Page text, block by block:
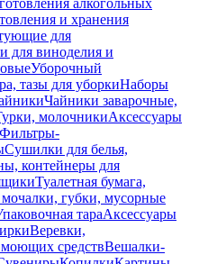
алкогольных
и хранения
для
для виноделия и
Уборочный
тазы для уборкиНаборы
Чайники заварочные,
молочникиАксессуары
Фильтры-
Сушилки для белья,
контейнеры для
Туалетная бумага,
губки, мусорные
тараАксессуары
Веревки,
средствВешалки-